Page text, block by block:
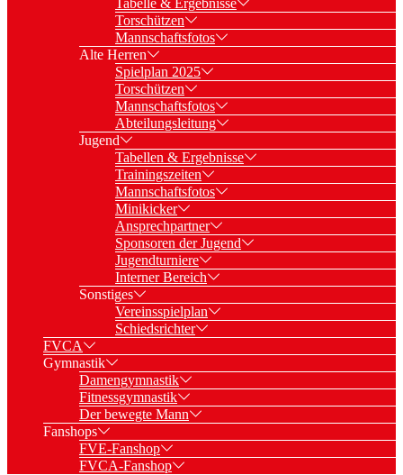
Tabelle & Ergebnisse
Torschützen
Mannschaftsfotos
Alte Herren
Spielplan 2025
Torschützen
Mannschaftsfotos
Abteilungsleitung
Jugend
Tabellen & Ergebnisse
Trainingszeiten
Mannschaftsfotos
Minikicker
Ansprechpartner
Sponsoren der Jugend
Jugendturniere
Interner Bereich
Sonstiges
Vereinsspielplan
Schiedsrichter
FVCA
Gymnastik
Damengymnastik
Fitnessgymnastik
Der bewegte Mann
Fanshops
FVE-Fanshop
FVCA-Fanshop